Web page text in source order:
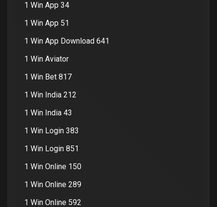
1 Win App 34
1 Win App 51
1 Win App Download 641
1 Win Aviator
1 Win Bet 817
1 Win India 212
1 Win India 43
1 Win Login 383
1 Win Login 851
1 Win Online 150
1 Win Online 289
1 Win Online 592